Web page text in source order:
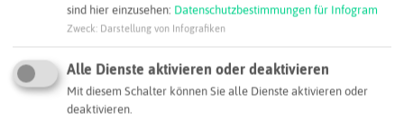
SWOBODA engineering GmbH
August-Becker-Straße 10
info@swoboda-ing.de
Webseite
sind hier einzusehen: Datenschutzbestimmungen für Infogram
Zweck Darstellung von Infografiken
Alle Dienste aktivieren oder deaktivieren
Mit diesem Schalter können Sie alle Dienste aktivieren oder
deaktivieren.